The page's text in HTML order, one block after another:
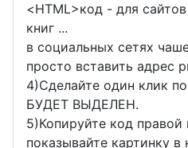
<HTML>код - для
книг ...
в социальных сетях
просто вставить адрес
4)Сделайте один клик
БУДЕТ ВЫДЕЛЕН.
5)Копируйте код
показывайте картинку